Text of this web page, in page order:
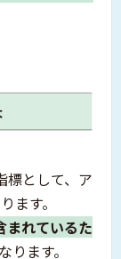
として、 ア
ます。
まれているた
ります。